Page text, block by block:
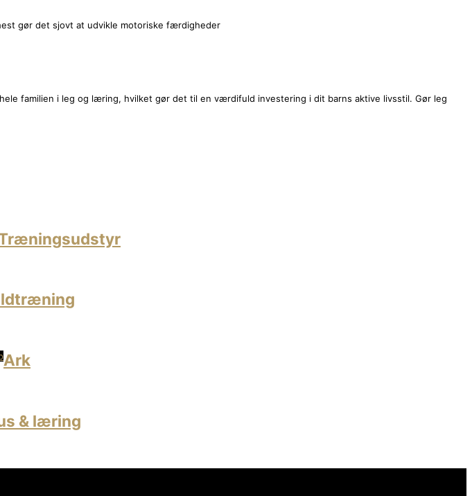
gør det sjovt at udvikle motoriske færdigheder
familien i leg og læring, hvilket gør det til en værdifuld investering i dit barns aktive livsstil. Gør leg
Ark
& læring